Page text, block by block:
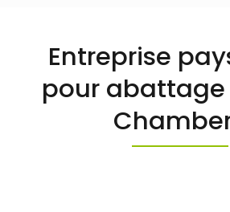
Entreprise
pour